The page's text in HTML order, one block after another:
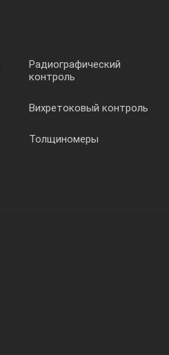
Радиографический
контроль
Вихретоковый контроль
Толщиномеры